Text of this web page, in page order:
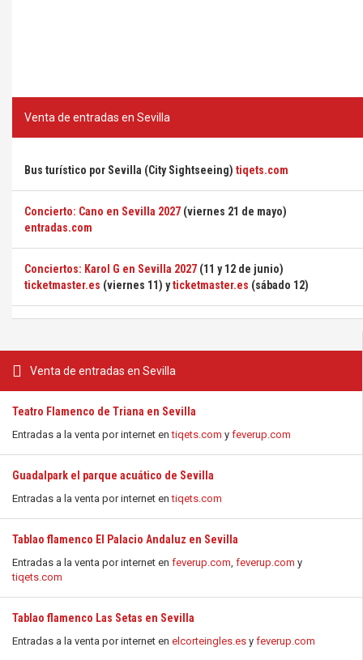
Venta de entradas en Sevilla
Teatro Flamenco de Triana en Sevilla
Entradas a la venta por internet entiqets.com y feverup.com
Guadalpark el parque acuático de Sevilla
Entradas a la venta por internet entiqets.com
Tablao flamenco El Palacio Andaluz en Sevilla
Entradas a la venta por internet en feverup.com, feverup.com y
tiqets.com
Tablao flamenco Las Setas en Sevilla
Entradas a la venta por internet en elcorteingles.es y feverup.com
Venta de entradas en Sevilla
Bus turístico por Sevilla (City Sightseeing) tiqets.com
Concierto: Cano en Sevilla 2027 (viernes 21 de mayo)
entradas.com
Conciertos: Karol G en Sevilla 2027 (11 y 12 de junio)
ticketmaster.es (viernes 11) yticketmaster.es (sábado 12)